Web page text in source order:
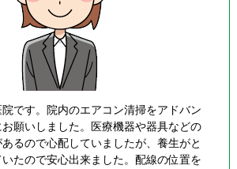
です。院内のエアコン清掃をアドバン
願いしました。医療機器や器具などの
るので心配していましたが、養生がと
たので安心出来ました。配線の位置を